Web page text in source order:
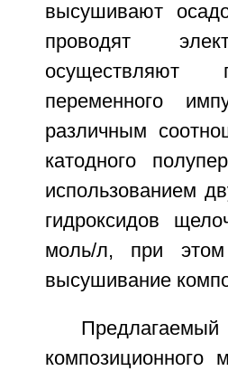
высушивают
проводят
осуществляют
переменного
различным
катодного
использованием
гидроксидов
моль/л, при этом
высушивание
Предлагаемый
композиционного